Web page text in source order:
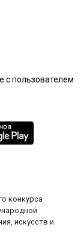
с пользователем
конкурса
искусств и